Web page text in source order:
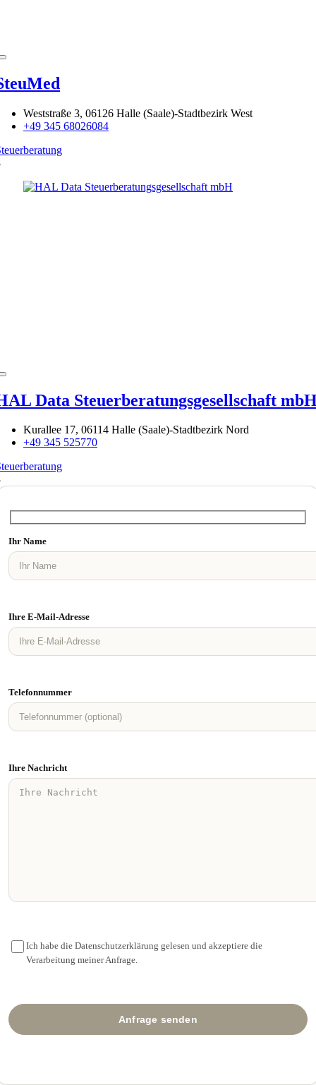
Weststraße 3, 06126 Halle (Saale)-Stadtbezirk West
+49 345 68026084
Data Steuerberatungsgesellschaft
Kurallee 17, 06114 Halle (Saale)-Stadtbezirk Nord
+49 345 525770
Ihr Name
Ihre E-Mail-Adresse
Telefonnummer
Ihre Nachricht
Ich habe die Datenschutzerklärung gelesen und akzeptiere die
Verarbeitung meiner Anfrage.